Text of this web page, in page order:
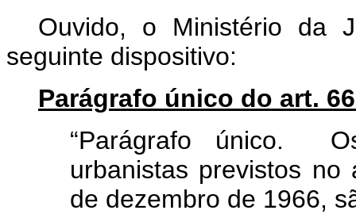
Ouvido, o Ministério da
seguinte dispositivo:
Parágrafo único do art.
“Parágrafo único.
urbanistas previstos
de dezembro de 1966,